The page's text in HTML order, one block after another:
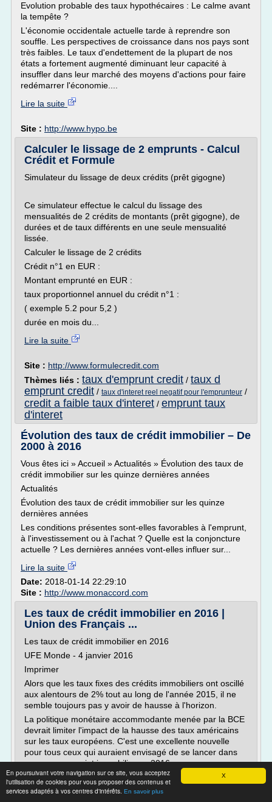
X
En poursuivant votre navigation sur ce site, vous acceptez
l'utilisation de cookies pour vous proposer des contenus et
services adaptés à vos centres d'intérêts. En savoir plus
Evolution probable des taux hypothécaires : Le calme avant
la tempête ?
L'économie occidentale actuelle tarde à reprendre son
souffle. Les perspectives de croissance dans nos pays sont
très faibles. Le taux d'endettement de la plupart de nos
états a fortement augmenté diminuant leur capacité à
insuffler dans leur marché des moyens d'actions pour faire
redémarrer l'économie....
Lire la suite
Site : http://www.hypo.be
Calculer le lissage de 2 emprunts - Calcul
Crédit et Formule
Simulateur du lissage de deux crédits (prêt gigogne)
Ce simulateur effectue le calcul du lissage des
mensualités de 2 crédits de montants (prêt gigogne), de
durées et de taux différents en une seule mensualité
lissée.
Calculer le lissage de 2 crédits
Crédit n°1 en EUR :
Montant emprunté en EUR :
taux proportionnel annuel du crédit n°1 :
( exemple 5.2 pour 5,2 )
durée en mois du...
Lire la suite
Site : http://www.formulecredit.com
Thèmes liés : taux d'emprunt credit / taux d
emprunt credit / taux d'interet reel negatif pour l'emprunteur /
credit a faible taux d'interet / emprunt taux
d'interet
Évolution des taux de crédit immobilier – De
2000 à 2016
Vous êtes ici » Accueil » Actualités » Évolution des taux de
crédit immobilier sur les quinze dernières années
Actualités
Évolution des taux de crédit immobilier sur les quinze
dernières années
Les conditions présentes sont-elles favorables à l'emprunt,
à l'investissement ou à l'achat ? Quelle est la conjoncture
actuelle ? Les dernières années vont-elles influer sur...
Lire la suite
Date: 2018-01-14 22:29:10
Site : http://www.monaccord.com
Les taux de crédit immobilier en 2016 |
Union des Français ...
Les taux de crédit immobilier en 2016
UFE Monde - 4 janvier 2016
Imprimer
Alors que les taux fixes des crédits immobiliers ont oscillé
aux alentours de 2% tout au long de l'année 2015, il ne
semble toujours pas y avoir de hausse à l'horizon.
La politique monétaire accommodante menée par la BCE
devrait limiter l'impact de la hausse des taux américains
sur les taux européens. C'est une excellente nouvelle
pour tous ceux qui auraient envisagé de se lancer dans
un nouveau projet immobilier en 2016.
La France peut également...
Lire la suite